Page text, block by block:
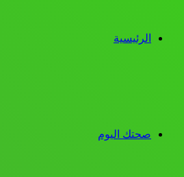
الرئيسية
صحتك اليوم